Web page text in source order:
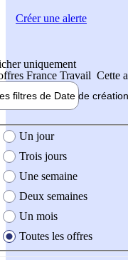
uniquement
France Travail Cette
filtres de Date de création
création de l'offre
Un jour
Trois jours
Une semaine
Deux semaines
Un mois
Toutes les offres
Créer une alerte